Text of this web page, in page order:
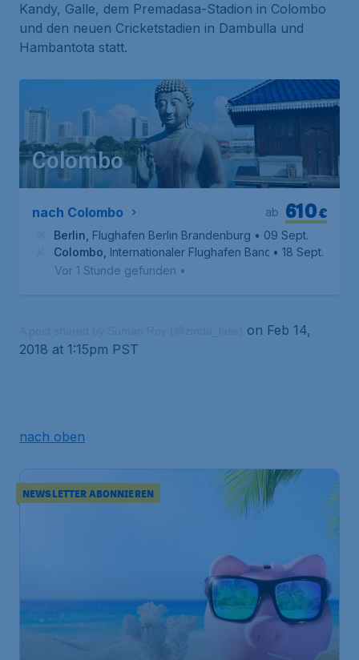
Kandy, Galle, dem Premadasa-Stadion in Colombo
und den neuen Cricketstadien in Dambulla und
Hambantota statt.
Colombo
nach Colombo €
610
ab
Berlin Flughafen Berlin Brandenburg • 09 Sept.
Colombo Internationaler Flughafen Bandaranaike
• 18 Sept.
Vor 1 Stunde gefunden •
on Feb 14,
2018 at 1:15pm PST
nach oben
NEWSLETTER ABONNIEREN